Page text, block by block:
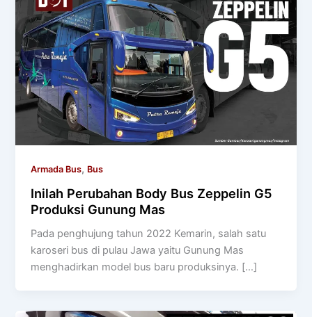
Armada Bus, Bus
Inilah Perubahan Body Bus Zeppelin G5
Produksi Gunung Mas
Pada penghujung tahun 2022 Kemarin, salah satu
karoseri bus di pulau Jawa yaitu Gunung Mas
menghadirkan model bus baru produksinya. […]